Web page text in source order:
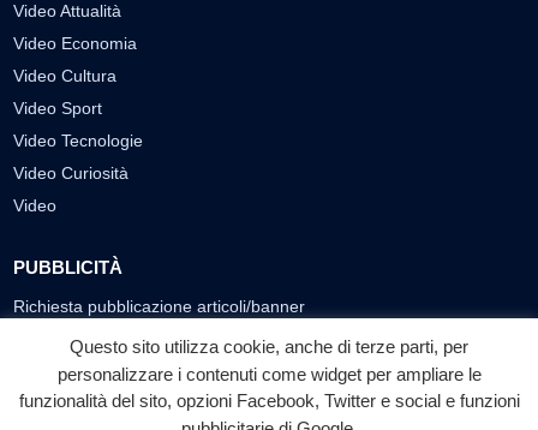
Video Attualità
Video Economia
Video Cultura
Video Sport
Video Tecnologie
Video Curiosità
Video
PUBBLICITÀ
Richiesta pubblicazione articoli/banner
SEGUICI SUI SOCIAL
f ◎ ▶
Questo sito utilizza cookie, anche di terze parti, per
personalizzare i contenuti come widget per ampliare le
funzionalità del sito, opzioni Facebook, Twitter e social e funzioni